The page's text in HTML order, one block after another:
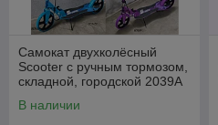
Самокат двухколёсный
Scooter с ручным тормозом,
складной, городской 2039A
В наличии